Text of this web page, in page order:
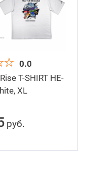
0.0
T-SHIRT HE-
XL
руб.